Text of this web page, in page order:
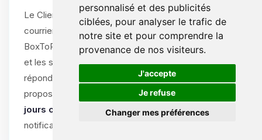
personnalisé et des publicités
ciblées, pour analyser le trafic de
notre site et pour comprendre la
provenance de nos visiteurs.
J'accepte
Je refuse
Changer mes préférences
Le Client doit notifier le litige par écrit (e-mail ou
courrier recommandé) au support de
BoxToPlay.com, en décrivant la nature du différend
et les solutions souhaitées. ByteLogic s’engage à
répondre dans un délai de
15 jours ouvrables
proposer une solution amiable dans un délai de
jours calendaires
à compter de la réception de la
notification.
🍪